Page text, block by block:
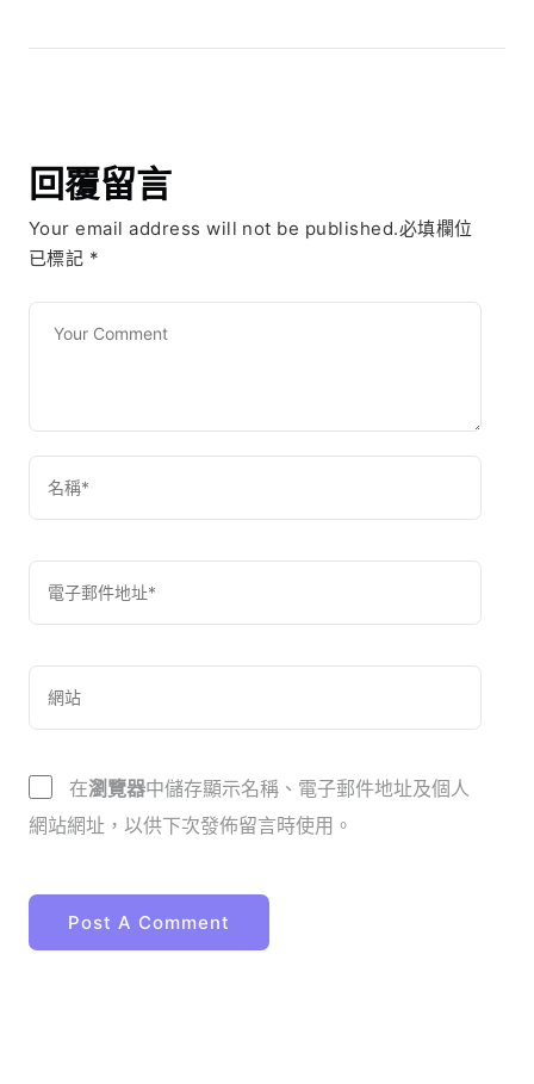
回覆留言
Your email address will not be published.必填欄位
已標記 *
在瀏覽器中儲存顯示名稱、電子郵件地址及個人
網站網址，以供下次發佈留言時使用。